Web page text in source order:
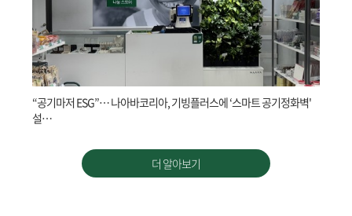
“공기마저 ESG”… 나아바코리아, 기빙플러스에 ‘스마트 공기정화벽'
설…
더 알아보기